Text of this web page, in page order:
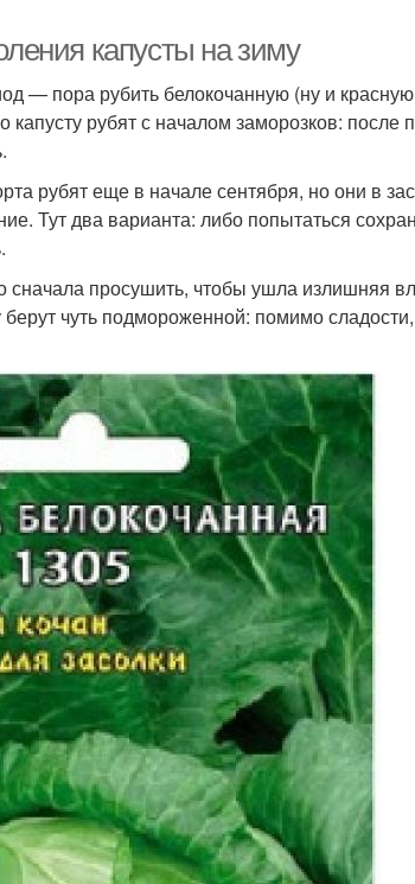
капусты на зиму
— пора рубить белокочанную (ну и красную
капусту рубят с началом заморозков: после
рубят еще в начале сентября, но они в
Тут два варианта: либо попытаться
просушить, чтобы ушла излишняя
берут чуть подмороженной: помимо